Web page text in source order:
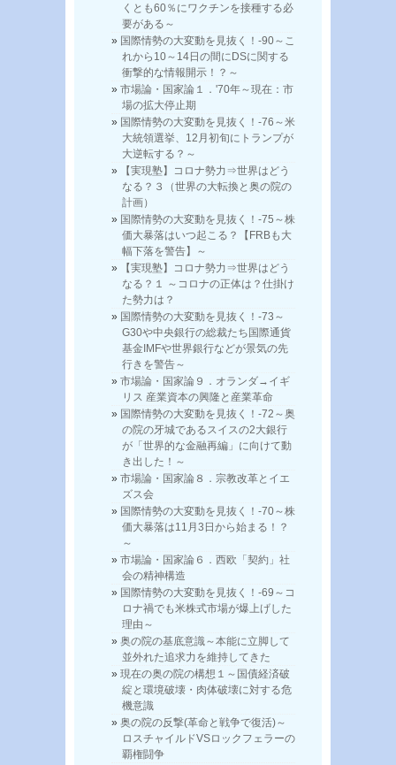
くとも60％にワクチンを接種する必
要がある～
国際情勢の大変動を見抜く！-90～こ
れから10～14日の間にDSに関する
衝撃的な情報開示！？～
市場論・国家論１．'70年～現在：市
場の拡大停止期
国際情勢の大変動を見抜く！-76～米
大統領選挙、12月初旬にトランプが
大逆転する？～
【実現塾】コロナ勢力⇒世界はどう
なる？３（世界の大転換と奥の院の
計画）
国際情勢の大変動を見抜く！-75～株
価大暴落はいつ起こる？【FRBも大
幅下落を警告】～
【実現塾】コロナ勢力⇒世界はどう
なる？１ ～コロナの正体は？仕掛け
た勢力は？
国際情勢の大変動を見抜く！-73～
G30や中央銀行の総裁たち国際通貨
基金IMFや世界銀行などが景気の先
行きを警告～
市場論・国家論９．オランダ→イギ
リス 産業資本の興隆と産業革命
国際情勢の大変動を見抜く！-72～奥
の院の牙城であるスイスの2大銀行
が「世界的な金融再編」に向けて動
き出した！～
市場論・国家論８．宗教改革とイエ
ズス会
国際情勢の大変動を見抜く！-70～株
価大暴落は11月3日から始まる！？
～
市場論・国家論６．西欧「契約」社
会の精神構造
国際情勢の大変動を見抜く！-69～コ
ロナ禍でも米株式市場が爆上げした
理由～
奥の院の基底意識～本能に立脚して
並外れた追求力を維持してきた
現在の奥の院の構想１～国債経済破
綻と環境破壊・肉体破壊に対する危
機意識
奥の院の反撃(革命と戦争で復活)～
ロスチャイルドVSロックフェラーの
覇権闘争